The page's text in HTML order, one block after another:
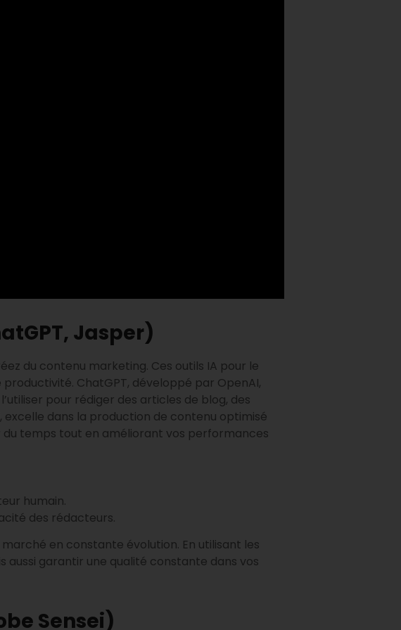
Jasper)
du contenu marketing. Ces outils IA pour le
ChatGPT, développé par OpenAI,
pour rédiger des articles de blog, des
dans la production de contenu optimisé
temps tout en améliorant vos performances
humain.
des rédacteurs.
en constante évolution. En utilisant les
aussi garantir une qualité constante dans vos
Sensei)